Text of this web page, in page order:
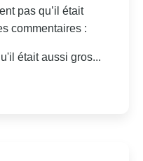
pas qu’il était
commentaires :
était aussi gros...